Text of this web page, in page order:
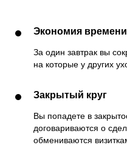
Экономия времени
За один завтрак вы
на которые у других
Закрытый круг
Вы попадете в
договариваются о
обмениваются